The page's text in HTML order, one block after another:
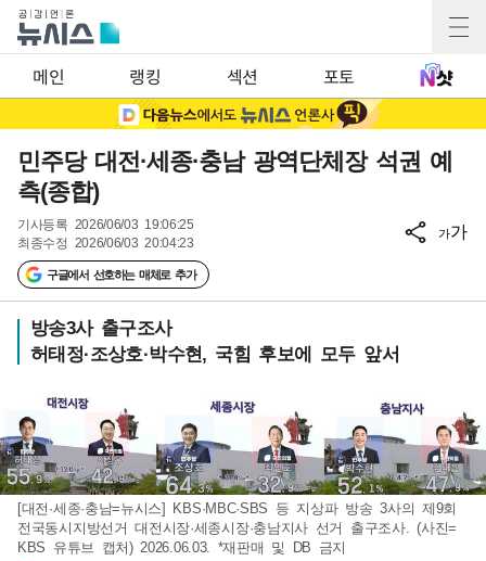
메인 랭킹 섹션 포토
민주당 대전·세종·충남 광역단체장 석권 예
측(종합)
기사등록 2026/06/03 19:06:25
최종수정 2026/06/03 20:04:23
구글에서 선호하는 매체로 추가
가가
방송3사 출구조사
허태정·조상호·박수현, 국힘 후보에 모두 앞서
[대전·세종·충남=뉴시스] KBS·MBC·SBS 등 지상파 방송 3사의 제9회
전국동시지방선거 대전시장·세종시장·충남지사 선거 출구조사. (사진=
KBS 유튜브 캡처) 2026.06.03. *재판매 및 DB 금지